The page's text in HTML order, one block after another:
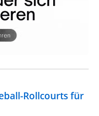
Rollcourts für